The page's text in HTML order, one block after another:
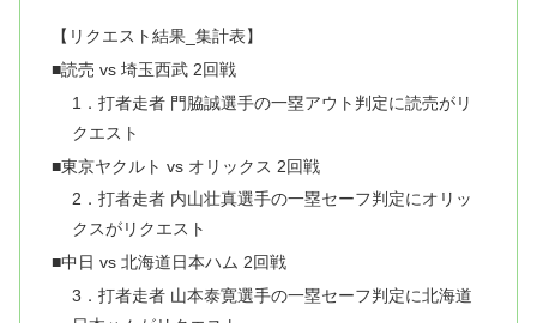
【リクエスト結果_集計表】
■読売 vs 埼玉西武 2回戦
1．打者走者 門脇誠選手の一塁アウト判定に読売がリ
クエスト
■東京ヤクルト vs オリックス 2回戦
2．打者走者 内山壮真選手の一塁セーフ判定にオリッ
クスがリクエスト
■中日 vs 北海道日本ハム 2回戦
3．打者走者 山本泰寛選手の一塁セーフ判定に北海道